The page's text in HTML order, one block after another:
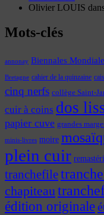
Olivier LOUIS
Mots-clés
annonay Biennales
Bretagne cahier de la quinzaine
cinq nerfs collège Saint-
cuir à coins dos
papier cuve grandes
minis-livres moire
plein cuir
tranchefile
chapiteau
édition originale